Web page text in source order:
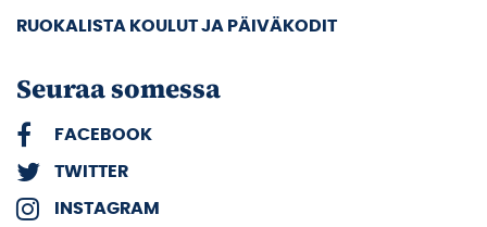
RUOKALISTA KOULUT JA PÄIVÄKODIT
Seuraa somessa
FACEBOOK
TWITTER
INSTAGRAM